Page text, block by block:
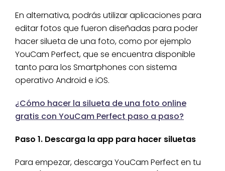
En alternativa, podrás utilizar aplicaciones para
editar fotos que fueron diseñadas para poder
hacer silueta de una foto, como por ejemplo
YouCam Perfect, que se encuentra disponible
tanto para los Smartphones con sistema
operativo Android e iOS.
¿Cómo hacer la silueta de una foto online
gratis con YouCam Perfect paso a paso?
Paso 1. Descarga la app para hacer siluetas
Para empezar, descarga YouCam Perfect en tu